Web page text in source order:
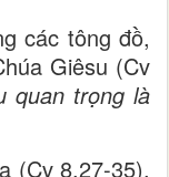
các tông đồ,
Giêsu (Cv
quan trọng là
(Cv 8,27-35).